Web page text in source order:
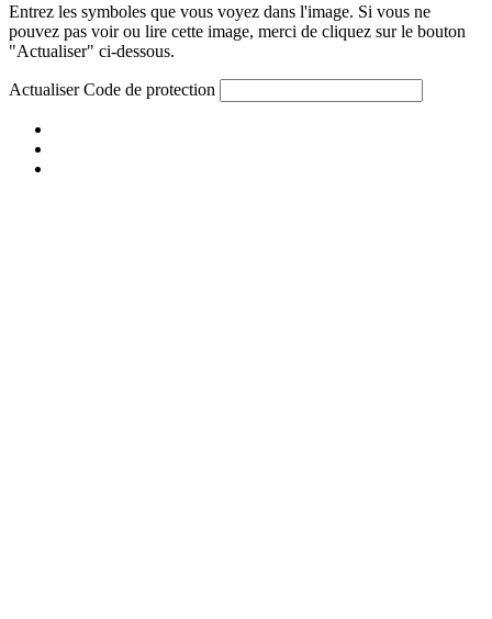
Entrez les symboles que vous voyez dans l'image. Si vous ne
pouvez pas voir ou lire cette image, merci de cliquez sur le bouton
"Actualiser" ci-dessous.
Actualiser Code de protection